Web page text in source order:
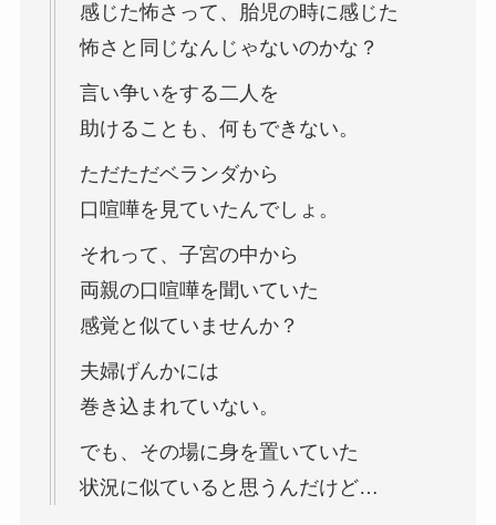
感じた怖さって、胎児の時に感じた
怖さと同じなんじゃないのかな？
言い争いをする二人を
助けることも、何もできない。
ただただベランダから
口喧嘩を見ていたんでしょ。
それって、子宮の中から
両親の口喧嘩を聞いていた
感覚と似ていませんか？
夫婦げんかには
巻き込まれていない。
でも、その場に身を置いていた
状況に似ていると思うんだけど…